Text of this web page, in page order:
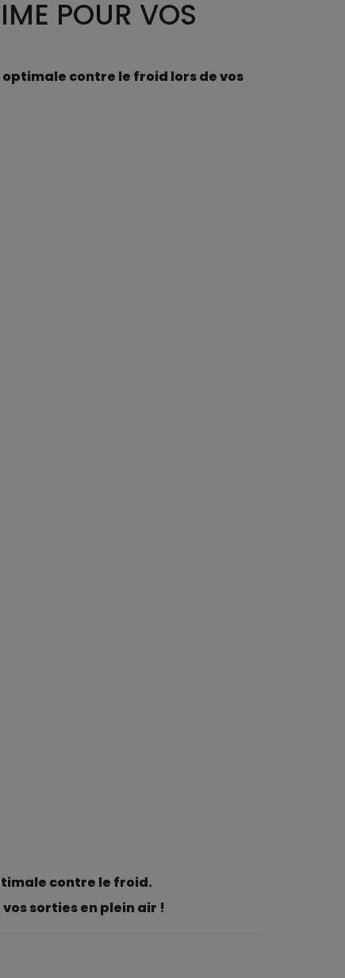
POUR VOS
contre le froid lors de vos
contre le froid.
sorties en plein air !